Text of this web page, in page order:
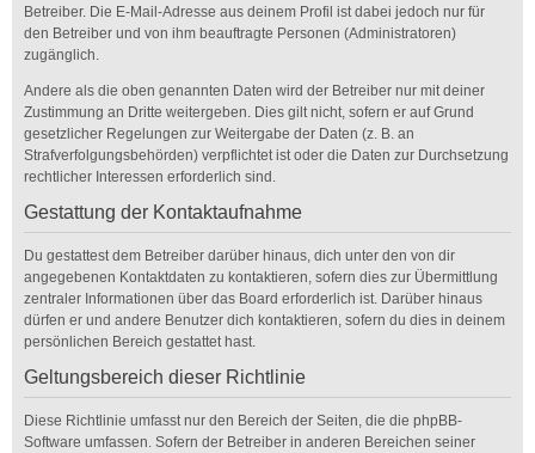
Betreiber. Die E-Mail-Adresse aus deinem Profil ist dabei jedoch nur für
den Betreiber und von ihm beauftragte Personen (Administratoren)
zugänglich.
Andere als die oben genannten Daten wird der Betreiber nur mit deiner
Zustimmung an Dritte weitergeben. Dies gilt nicht, sofern er auf Grund
gesetzlicher Regelungen zur Weitergabe der Daten (z. B. an
Strafverfolgungsbehörden) verpflichtet ist oder die Daten zur Durchsetzung
rechtlicher Interessen erforderlich sind.
Gestattung der Kontaktaufnahme
Du gestattest dem Betreiber darüber hinaus, dich unter den von dir
angegebenen Kontaktdaten zu kontaktieren, sofern dies zur Übermittlung
zentraler Informationen über das Board erforderlich ist. Darüber hinaus
dürfen er und andere Benutzer dich kontaktieren, sofern du dies in deinem
persönlichen Bereich gestattet hast.
Geltungsbereich dieser Richtlinie
Diese Richtlinie umfasst nur den Bereich der Seiten, die die phpBB-
Software umfassen. Sofern der Betreiber in anderen Bereichen seiner